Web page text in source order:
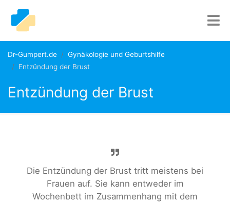
Dr-Gumpert.de
Gynäkologie und Geburtshilfe
Entzündung der Brust
Entzündung der Brust
Die Entzündung der Brust tritt meistens bei
Frauen auf. Sie kann entweder im
Wochenbett im Zusammenhang mit dem